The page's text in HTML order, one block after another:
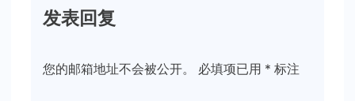
发表回复
您的邮箱地址不会被公开。 必填项已用 * 标注